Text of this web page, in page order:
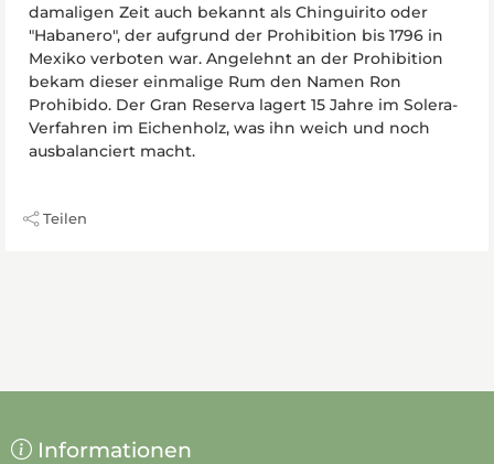
damaligen Zeit auch bekannt als Chinguirito oder
"Habanero", der aufgrund der Prohibition bis 1796 in
Mexiko verboten war. Angelehnt an der Prohibition
bekam dieser einmalige Rum den Namen Ron
Prohibido. Der Gran Reserva lagert 15 Jahre im Solera-
Verfahren im Eichenholz, was ihn weich und noch
ausbalanciert macht.
Teilen
Informationen